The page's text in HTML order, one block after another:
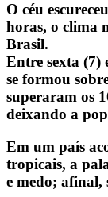
O céu
horas, o clima
Brasil.
Entre sexta (7)
se formou
superaram os
deixando a
Em um país
tropicais, a
e medo; afinal,